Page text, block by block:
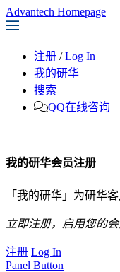
Advantech Homepage
注册 / Log In
我的研华
搜索
QQ在线咨询
我的研华会员注册
「我的研华」为研华
立即注册，启用您的会
注册 Log In
Panel Button